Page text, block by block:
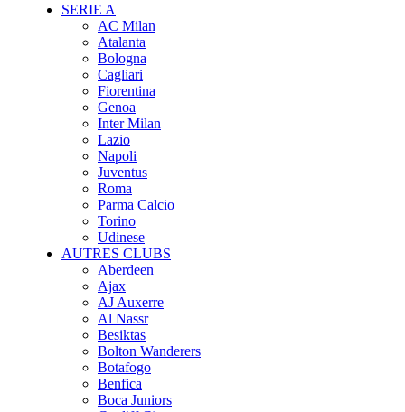
SERIE A
AC Milan
Atalanta
Bologna
Cagliari
Fiorentina
Genoa
Inter Milan
Lazio
Napoli
Juventus
Roma
Parma Calcio
Torino
Udinese
AUTRES CLUBS
Aberdeen
Ajax
AJ Auxerre
Al Nassr
Besiktas
Bolton Wanderers
Botafogo
Benfica
Boca Juniors